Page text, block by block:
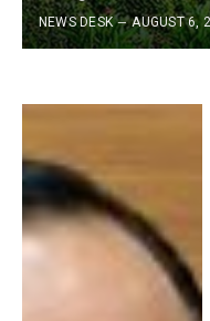
NEWS DESK AUGUST 6,